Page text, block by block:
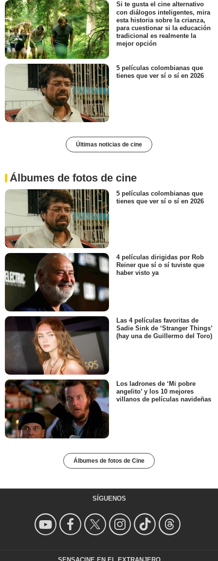
Si te gusta el cine alternativo
con diálogos inteligentes, mira
esta historia sobre la crianza,
para cuestionar si la educación
tradicional es realmente la
mejor opción
5 películas colombianas que
tienes que ver sí o sí en 2026
Últimas noticias de cine
Álbumes de fotos de cine
5 películas colombianas que
tienes que ver sí o sí en 2026
4 películas dirigidas por Rob
Reiner que sí o sí tuviste que
haber visto ya
Las 4 películas favoritas de
Sadie Sink de ‘Stranger Things’
(hay una de Guillermo del Toro)
Los ladrones de ‘Mi pobre
angelito’ y los 10 mejores
villanos de películas navideñas
Álbumes de fotos de Cine
SÍGUENOS